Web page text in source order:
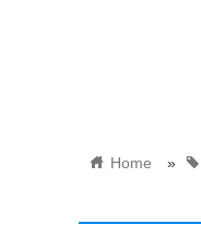
home Home » tag